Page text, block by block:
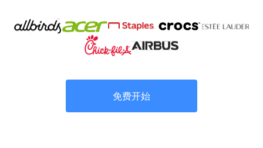
免费开始